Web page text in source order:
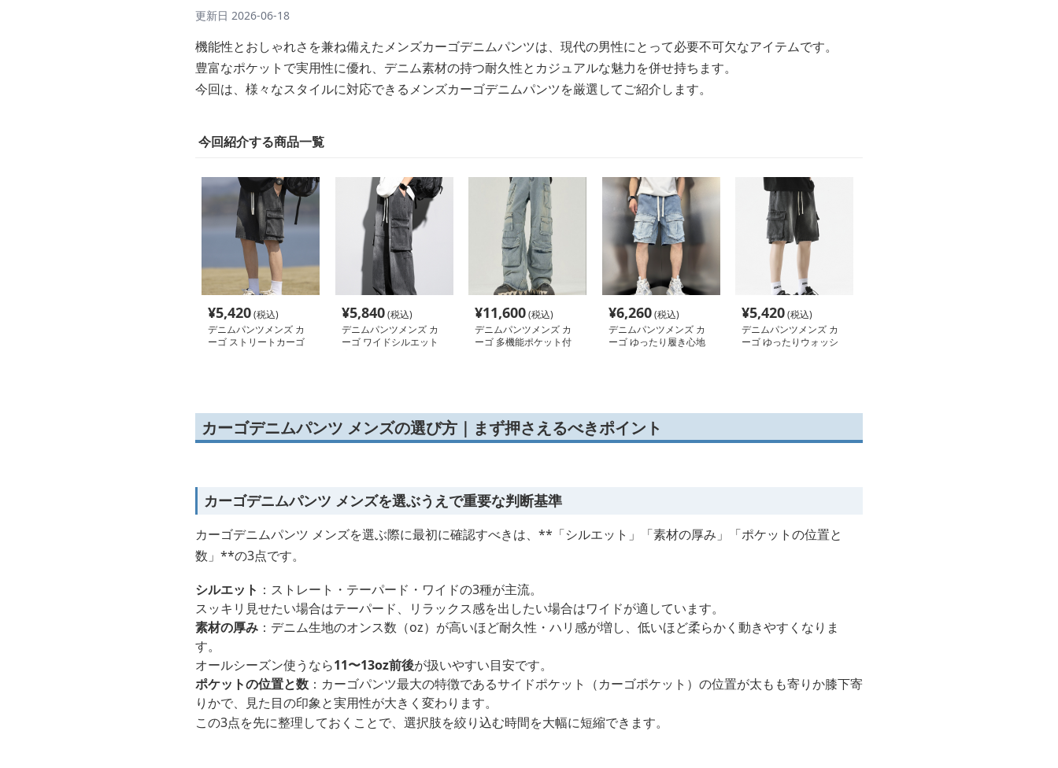
更新日 2026-06-18
機能性とおしゃれさを兼ね備えたメンズカーゴデニムパンツは、現代の男性にとって必要不可欠なアイテムです。
豊富なポケットで実用性に優れ、デニム素材の持つ耐久性とカジュアルな魅力を併せ持ちます。
今回は、様々なスタイルに対応できるメンズカーゴデニムパンツを厳選してご紹介します。
今回紹介する商品一覧
¥5,420(税込)
デニムパンツメンズ カ
ーゴ ストリートカーゴ
¥5,840(税込)
デニムパンツメンズ カ
ーゴ ワイドシルエット
¥11,600(税込)
デニムパンツメンズ カ
ーゴ 多機能ポケット付
¥6,260(税込)
デニムパンツメンズ カ
ーゴ ゆったり履き心地
¥5,420(税込)
デニムパンツメンズ カ
ーゴ ゆったりウォッシ
カーゴデニムパンツ メンズの選び方｜まず押さえるべきポイント
カーゴデニムパンツ メンズを選ぶうえで重要な判断基準
カーゴデニムパンツ メンズを選ぶ際に最初に確認すべきは、**「シルエット」「素材の厚み」「ポケットの位置と
数」**の3点です。
シルエット ：ストレート・テーパード・ワイドの3種が主流。
スッキリ見せたい場合はテーパード、リラックス感を出したい場合はワイドが適しています。
素材の厚み ：デニム生地のオンス数（oz）が高いほど耐久性・ハリ感が増し、低いほど柔らかく動きやすくなりま
す。
オールシーズン使うなら11〜13oz前後が扱いやすい目安です。
ポケットの位置と数 ：カーゴパンツ最大の特徴であるサイドポケット（カーゴポケット）の位置が太もも寄りか膝下寄
りかで、見た目の印象と実用性が大きく変わります。
この3点を先に整理しておくことで、選択肢を絞り込む時間を大幅に短縮できます。